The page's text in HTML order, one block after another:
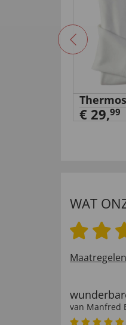
€ 29,99
WAT
van Manfred